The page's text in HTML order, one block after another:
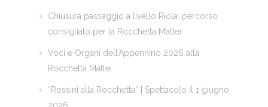
Chiusura passaggio a livello Riola: percorso
consigliato per la Rocchetta Mattei
Voci e Organi dell’Appennino 2026 alla
Rocchetta Mattei
“Rossini alla Rocchetta” | Spettacolo il 1 giugno